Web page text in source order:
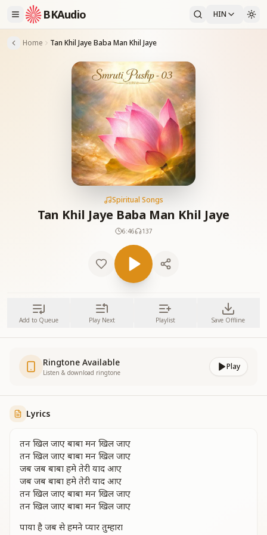
BKAudio HIN
Home Tan Khil Jaye Baba Man Khil Jaye
Spiritual Songs
Tan Khil Jaye Baba Man Khil Jaye
6:46 137
Add to Queue Play Next Playlist Save Offline
Ringtone Available
Listen & download ringtone
Play
Lyrics
तन खिल जाए बाबा मन खिल जाए
तन खिल जाए बाबा मन खिल जाए
जब जब बाबा हमे तेरी याद आए
जब जब बाबा हमे तेरी याद आए
तन खिल जाए बाबा मन खिल जाए
तन खिल जाए बाबा मन खिल जाए
पाया है जब से हमने प्यार तुम्हारा